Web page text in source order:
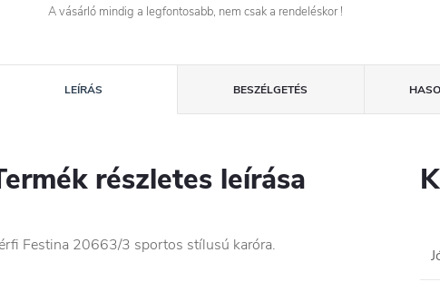
A vásárló mindig a legfontosabb, nem csak a rendeléskor !
LEÍRÁS BESZÉLGETÉS
részletes leírása
Festina 20663/3 sportos stílusú karóra.